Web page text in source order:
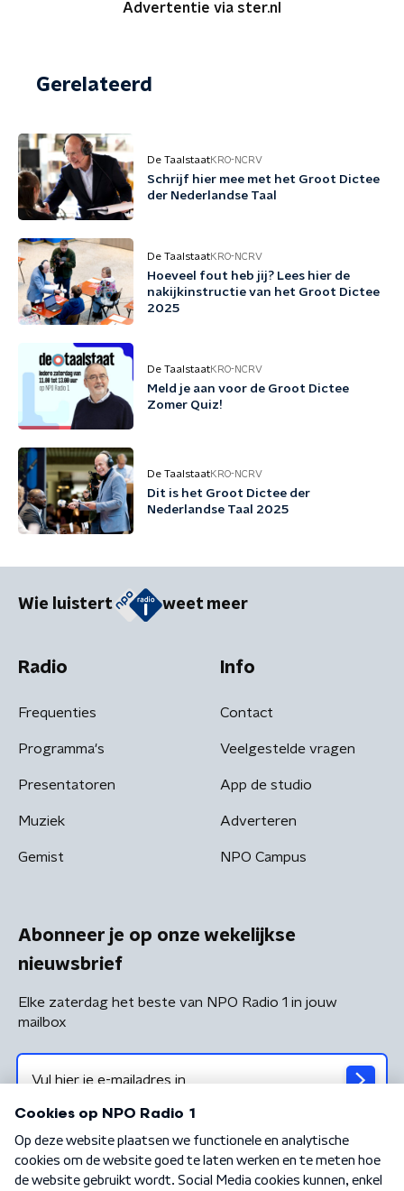
Advertentie via ster.nl
Gerelateerd
De TaalstaatKRO-NCRV
Schrijf hier mee met het Groot Dictee
der Nederlandse Taal
De TaalstaatKRO-NCRV
Hoeveel fout heb jij? Lees hier de
nakijkinstructie van het Groot Dictee
2025
De TaalstaatKRO-NCRV
Meld je aan voor de Groot Dictee
Zomer Quiz!
De TaalstaatKRO-NCRV
Dit is het Groot Dictee der
Nederlandse Taal 2025
Wie luistert weet meer
Radio
Frequenties
Programma's
Presentatoren
Muziek
Gemist
Info
Contact
Veelgestelde vragen
App de studio
Adverteren
NPO Campus
Abonneer je op onze wekelijkse
nieuwsbrief
Elke zaterdag het beste van NPO Radio 1 in jouw
mailbox